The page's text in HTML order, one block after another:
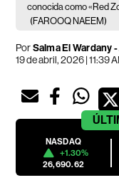
conocida como «Red
(FAROOQ NAEEM)
PorSalma El Wardany
19 de abril, 2026 | 11:39
NASDAQ
+1.30%
26,690.62